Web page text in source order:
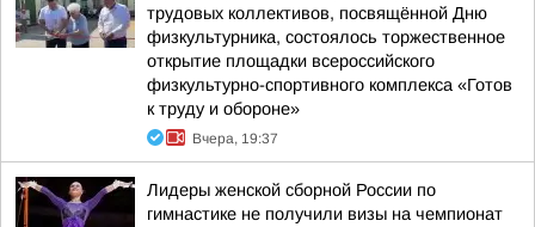
трудовых коллективов, посвящённой Дню
физкультурника, состоялось торжественное
открытие площадки всероссийского
физкультурно-спортивного комплекса «Готов
к труду и обороне»
Вчера, 19:37
Лидеры женской сборной России по
гимнастике не получили визы на чемпионат